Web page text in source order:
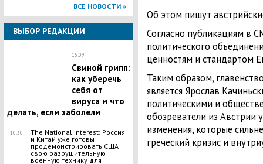
ВСЕ НОВОСТИ »
ВЫБОР РЕДАКЦИИ
15:09
Свиной грипп:
как уберечь
себя от
вируса и что
делать, если заболели
10:30
The National Interest: Россия
и Китай уже готовы
продемонстрировать США
свою разрушительную
военную технику для
Об этом пишут
Согласно публикациям в
политического
ценностям и стандартом
Таким образом,
является Ярослав
политическими и
обозреватели из Австрии
изменения, которые
греческий кризис и